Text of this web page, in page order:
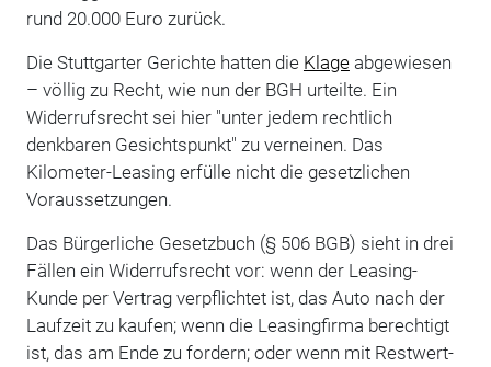
rund 20.000 Euro zurück.
Die Stuttgarter Gerichte hatten die Klageabgewiesen
– völlig zu Recht, wie nun der BGH urteilte. Ein
Widerrufsrecht sei hier "unter jedem rechtlich
denkbaren Gesichtspunkt" zu verneinen. Das
Kilometer-Leasing erfülle nicht die gesetzlichen
Voraussetzungen.
Das Bürgerliche Gesetzbuch (§ 506 BGB) sieht in drei
Fällen ein Widerrufsrecht vor: wenn der Leasing-
Kunde per Vertrag verpflichtet ist, das Auto nach der
Laufzeit zu kaufen; wenn die Leasingfirma berechtigt
ist, das am Ende zu fordern; oder wenn mit Restwert-